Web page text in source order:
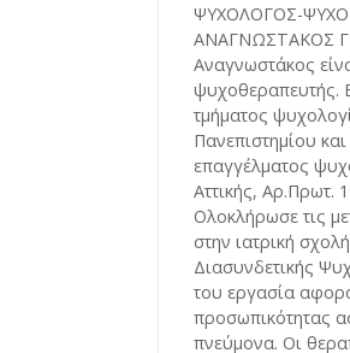
ΨΥΧΟΛΟΓΟΣ-
ΑΝΑΓΝΩΣΤΑΚΟΣ
Αναγνωστάκος
ψυχοθεραπευτής.
τμήματος
Πανεπιστημίου
επαγγέλματος
Αττικής, Αρ.Πρωτ.
Ολοκλήρωσε τις
στην ιατρική
Διασυνδετικής
του εργασία
προσωπικότητας
πνεύμονα. Οι